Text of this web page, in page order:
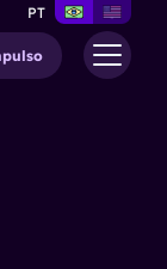
PT